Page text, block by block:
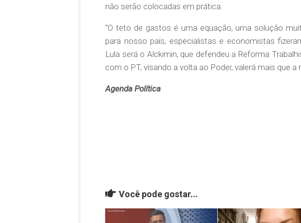
não serão colocadas em prática.
“O teto de gastos é uma equação, uma solução
para nosso país, especialistas e economistas
Lula será o Alckimin, que defendeu a Reforma
com o PT, visando a volta ao Poder, valerá mais que a
Agenda Política
Você pode gostar...